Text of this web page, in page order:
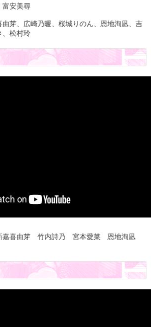
富安美尋
芽、広崎乃暖、桜城りのん、恩地洵凪、吉
、松村玲
嘉喜由芽 竹内詩乃 宮本愛菜 恩地洵凪